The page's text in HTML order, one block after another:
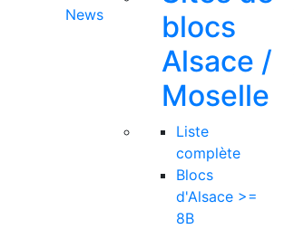
News
blocs
Alsace /
Moselle
Liste
complète
Blocs
d'Alsace >=
8B